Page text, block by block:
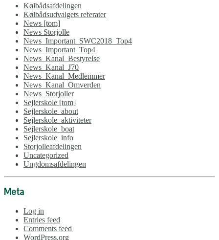
Kølbådsafdelingen
Kølbådsudvalgets referater
News [tom]
News Storjolle
News_Important_SWC2018_Top4
News_Important_Top4
News_Kanal_Bestyrelse
News_Kanal_J70
News_Kanal_Medlemmer
News_Kanal_Omverden
News_Storjoller
Sejlerskole [tom]
Sejlerskole_about
Sejlerskole_aktiviteter
Sejlerskole_boat
Sejlerskole_info
Storjolleafdelingen
Uncategorized
Ungdomsafdelingen
Meta
Log in
Entries feed
Comments feed
WordPress.org